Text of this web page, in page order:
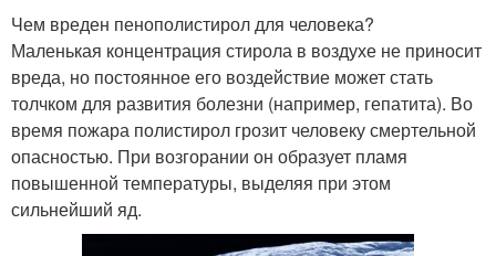
Чем вреден пенополистирол для человека?
Маленькая концентрация стирола в воздухе не приносит
вреда, но постоянное его воздействие может стать
толчком для развития болезни (например, гепатита). Во
время пожара полистирол грозит человеку смертельной
опасностью. При возгорании он образует пламя
повышенной температуры, выделяя при этом
сильнейший яд.